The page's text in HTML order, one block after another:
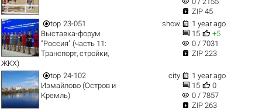
 ZIP 45
top 23-051
Выставка-форум
"Россия" (часть 11:
Транспорт, стройки,
ЖКХ)
show  1 year ago
 15  +5
visibility 0 / 7031
 ZIP 223
top 24-102
Измайлово (Остров и
Кремль)
city  1 year ago
 15  0
visibility 0 / 7857
 ZIP 263